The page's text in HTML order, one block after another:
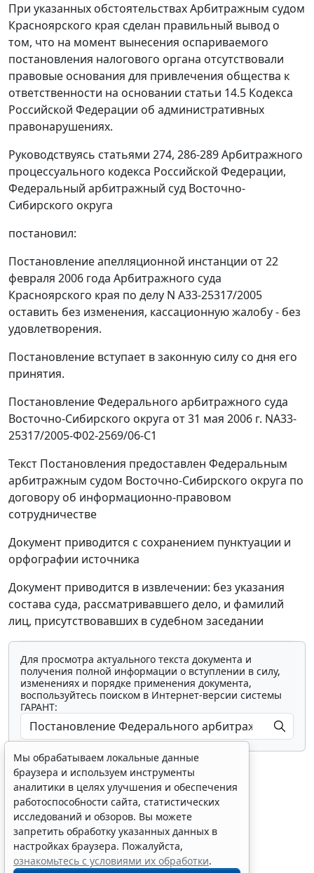
При указанных обстоятельствах Арбитражным судом
Красноярского края сделан правильный вывод о
том, что на момент вынесения оспариваемого
постановления налогового органа отсутствовали
правовые основания для привлечения общества к
ответственности на основании статьи 14.5 Кодекса
Российской Федерации об административных
правонарушениях.
Руководствуясь статьями 274, 286-289 Арбитражного
процессуального кодекса Российской Федерации,
Федеральный арбитражный суд Восточно-
Сибирского округа
постановил:
Постановление апелляционной инстанции от 22
февраля 2006 года Арбитражного суда
Красноярского края по делу N А33-25317/2005
оставить без изменения, кассационную жалобу - без
удовлетворения.
Постановление вступает в законную силу со дня его
принятия.
Постановление Федерального арбитражного суда
Восточно-Сибирского округа от 31 мая 2006 г. NА33-
25317/2005-Ф02-2569/06-С1
Текст Постановления предоставлен Федеральным
арбитражным судом Восточно-Сибирского округа по
договору об информационно-правовом
сотрудничестве
Документ приводится с сохранением пунктуации и
орфографии источника
Документ приводится в извлечении: без указания
состава суда, рассматривавшего дело, и фамилий
лиц, присутствовавших в судебном заседании
Для просмотра актуального текста документа и
получения полной информации о вступлении в силу,
изменениях и порядке применения документа,
воспользуйтесь поиском в Интернет-версии системы
ГАРАНТ:
Показать все материалы
Мы обрабатываем локальные данные
браузера и используем инструменты
аналитики в целях улучшения и обеспечения
работоспособности сайта, статистических
исследований и обзоров. Вы можете
запретить обработку указанных данных в
настройках браузера. Пожалуйста,
ознакомьтесь с условиями их обработки.